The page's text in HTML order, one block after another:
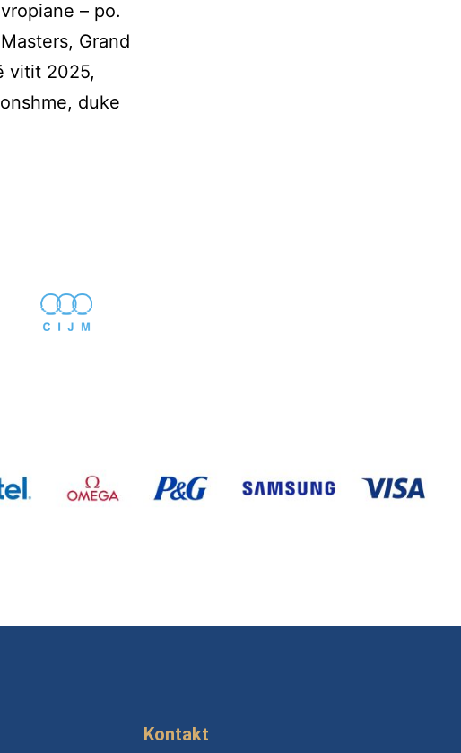
– po.
Grand
vitit 2025,
duke
Kontakt